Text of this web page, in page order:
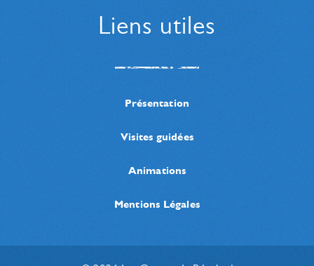
Liens utiles
Présentation
Visites guidées
Animations
Mentions Légales